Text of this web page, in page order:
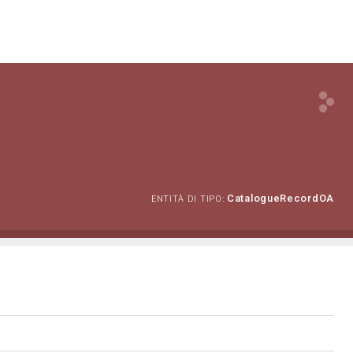
ENTITÀ DI TIPO: CatalogueRecordOA